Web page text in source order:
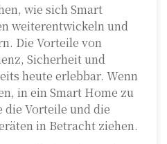
wie sich Smart
weiterentwickeln und
Die Vorteile von
Sicherheit und
heute erlebbar. Wenn
in ein Smart Home zu
die Vorteile und die
in Betracht ziehen.